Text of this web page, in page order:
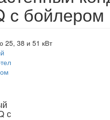
с бойлером
25, 38 и 51 кВт
с